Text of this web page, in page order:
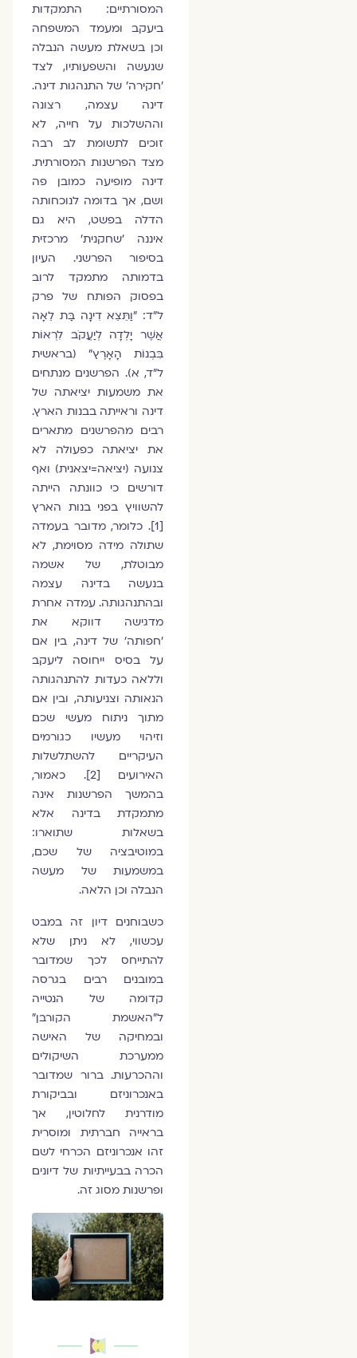
המסורתיים: התמקדות
ביעקב ומעמד המשפחה
וכן בשאלת מעשה הנבלה
שנעשה והשפעותיו, לצד
'חקירה' של התנהגות דינה.
דינה עצמה, רצונה
וההשלכות על חייה, לא
זוכים לתשומת לב רבה
מצד הפרשנות המסורתית.
דינה מופיעה כמובן פה
ושם, אך בדומה לנוכחותה
הדלה בפשט, היא גם
איננה 'שחקנית' מרכזית
בסיפור הפרשני. העיון
בדמותה מתמקד לרוב
בפסוק הפותח של פרק
ל"ד: "וַתֵּצֵא דִינָה בַּת לֵאָה
אֲשֶׁר יָלְדָה לְיַעֲקֹב לִרְאוֹת
בִּבְנוֹת הָאָרֶץ" (בראשית
ל"ד, א). הפרשנים מנתחים
את משמעות יציאתה של
דינה וראייתה בבנות הארץ.
רבים מהפרשנים מתארים
את יציאתה כפעולה לא
צנועה (יציאה=יצאנית) ואף
דורשים כי כוונתה הייתה
להשוויץ בפני בנות הארץ
[1]. כלומר, מדובר בעמדה
שתולה מידה מסוימת, לא
מבוטלת, של אשמה
בנעשה בדינה עצמה
ובהתנהגותה. עמדה אחרת
מדגישה דווקא את
'חפותה' של דינה, בין אם
על בסיס ייחוסה ליעקב
וללאה כעדות להתנהגותה
הנאותה וצניעותה, ובין אם
מתוך ניתוח מעשי שכם
וזיהוי מעשיו כגורמים
העיקריים להשתלשלות
האירועים [2]. כאמור,
בהמשך הפרשנות אינה
מתמקדת בדינה אלא
בשאלות שתוארו:
במוטיבציה של שכם,
במשמעות של מעשה
הנבלה וכן הלאה.
כשבוחנים דיון זה במבט
עכשווי, לא ניתן שלא
להתייחס לכך שמדובר
במובנים רבים בגרסה
קדומה של הנטייה
ל"האשמת הקורבן"
ובמחיקה של האישה
ממערכת השיקולים
וההכרעות. ברור שמדובר
באנכרוניזם ובביקורת
מודרנית לחלוטין, אך
בראייה חברתית ומוסרית
זהו אנכרוניזם הכרחי לשם
הכרה בבעייתיות של דיונים
ופרשנות מסוג זה.